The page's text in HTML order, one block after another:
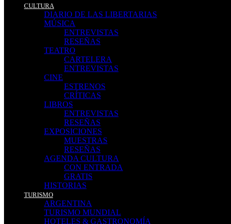
CULTURA
DIARIO DE LAS LIBERTARIAS
MÚSICA
ENTREVISTAS
RESEÑAS
TEATRO
CARTELERA
ENTREVISTAS
CINE
ESTRENOS
CRÍTICAS
LIBROS
ENTREVISTAS
RESEÑAS
EXPOSICIONES
MUESTRAS
RESEÑAS
AGENDA CULTURA
CON ENTRADA
GRATIS
HISTORIAS
TURISMO
ARGENTINA
TURISMO MUNDIAL
HOTELES & GASTRONOMÍA